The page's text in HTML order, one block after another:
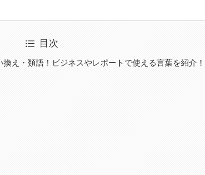
目次
換え・類語！ビジネスやレポートで使える言葉を紹介！